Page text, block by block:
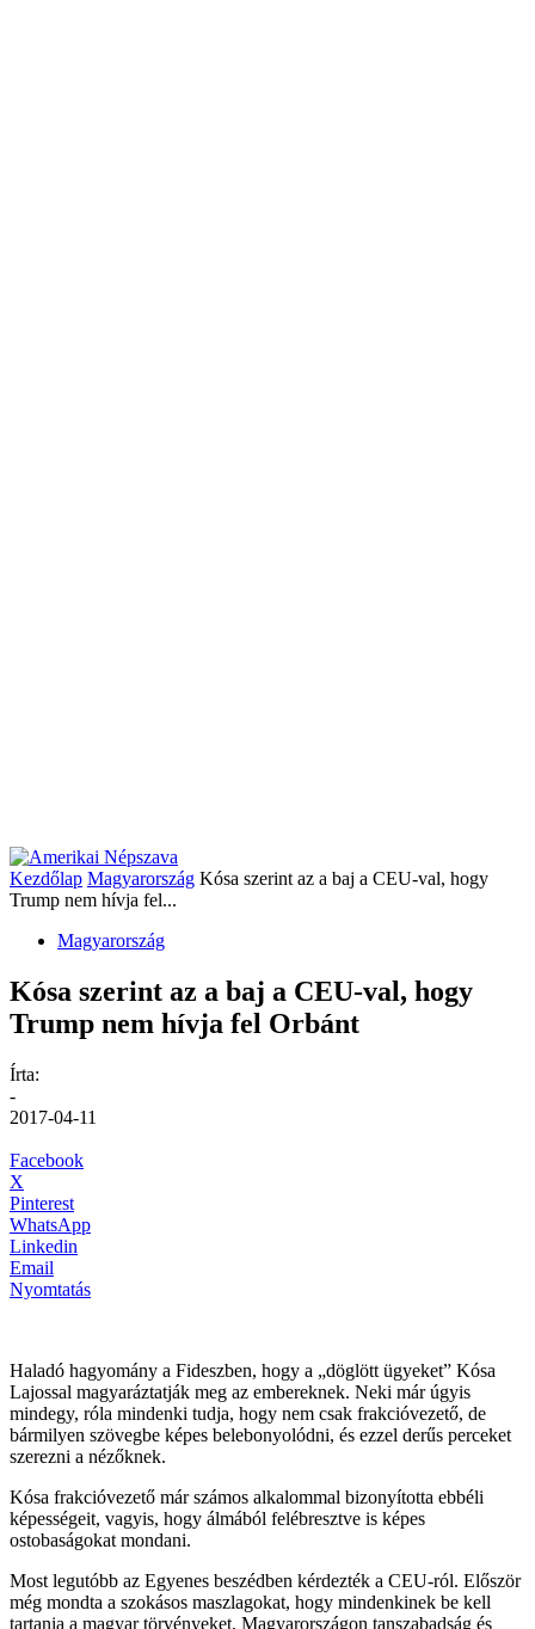
Kezdőlap Magyarország Kósa szerint az a baj a CEU-val, hogy
Trump nem hívja fel...
Magyarország
Kósa szerint az a baj a CEU-val, hogy
Trump nem hívja fel Orbánt
Írta:
-
2017-04-11
Facebook
X
Pinterest
WhatsApp
Linkedin
Email
Nyomtatás
Haladó hagyomány a Fideszben, hogy a „döglött ügyeket” Kósa
Lajossal magyaráztatják meg az embereknek. Neki már úgyis
mindegy, róla mindenki tudja, hogy nem csak frakcióvezető, de
bármilyen szövegbe képes belebonyolódni, és ezzel derűs perceket
szerezni a nézőknek.
Kósa frakcióvezető már számos alkalommal bizonyította ebbéli
képességeit, vagyis, hogy álmából felébresztve is képes
ostobaságokat mondani.
Most legutóbb az Egyenes beszédben kérdezték a CEU-ról. Először
még mondta a szokásos maszlagokat, hogy mindenkinek be kell
tartania a magyar törvényeket, Magyarországon tanszabadság és